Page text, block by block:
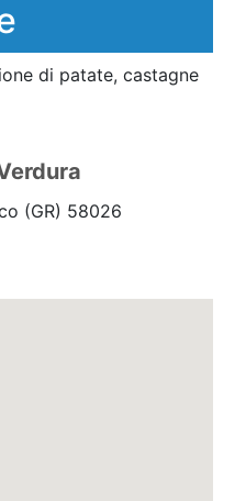
di patate, castagne
(GR) 58026